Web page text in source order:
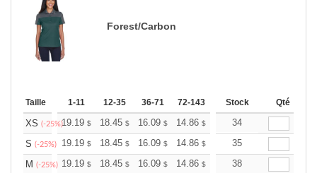
Forest/Carbon
Taille 1-11 12-35 36-71 72-143 144-287 288 +
Stock Qté
XS (-25%)19.19 $ 18.45 $ 16.09 $ 14.86 $ 14.11$
34
S (-25%) 19.19 $ 18.45 $ 16.09 $ 14.86 $ 14.11$
35
M (-25%) 19.19 $ 18.45 $ 16.09 $ 14.86 $ 14.11$
38